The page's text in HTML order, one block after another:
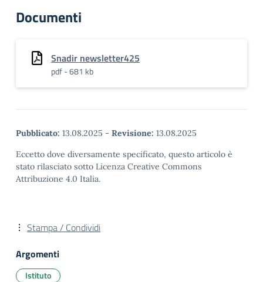
Documenti
Snadir newsletter425
pdf - 681 kb
Pubblicato: 13.08.2025 - Revisione: 13.08.2025
Eccetto dove diversamente specificato, questo articolo è
stato rilasciato sotto Licenza Creative Commons
Attribuzione 4.0 Italia.
Stampa / Condividi
Argomenti
Istituto